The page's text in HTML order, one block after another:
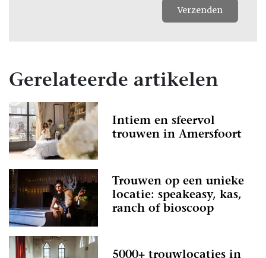
Verzenden
Gerelateerde artikelen
Intiem en sfeervol
trouwen in Amersfoort
Trouwen op een unieke
locatie: speakeasy, kas,
ranch of bioscoop
5000+ trouwlocaties in